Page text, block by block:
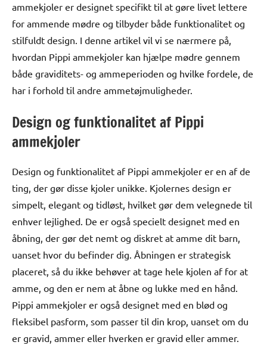
ammekjoler er designet specifikt til at gøre livet lettere
for ammende mødre og tilbyder både funktionalitet og
stilfuldt design. I denne artikel vil vi se nærmere på,
hvordan Pippi ammekjoler kan hjælpe mødre gennem
både graviditets- og ammeperioden og hvilke fordele, de
har i forhold til andre ammetøjmuligheder.
Design og funktionalitet af Pippi
ammekjoler
Design og funktionalitet af Pippi ammekjoler er en af de
ting, der gør disse kjoler unikke. Kjolernes design er
simpelt, elegant og tidløst, hvilket gør dem velegnede til
enhver lejlighed. De er også specielt designet med en
åbning, der gør det nemt og diskret at amme dit barn,
uanset hvor du befinder dig. Åbningen er strategisk
placeret, så du ikke behøver at tage hele kjolen af for at
amme, og den er nem at åbne og lukke med en hånd.
Pippi ammekjoler er også designet med en blød og
fleksibel pasform, som passer til din krop, uanset om du
er gravid, ammer eller hverken er gravid eller ammer.